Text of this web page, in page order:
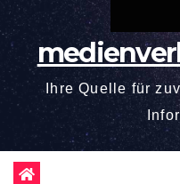
Ihre Quelle für